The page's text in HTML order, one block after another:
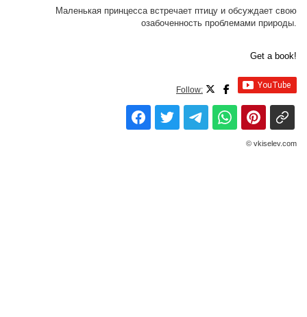
Маленькая принцесса встречает птицу и обсуждает свою
озабоченность проблемами природы.
Get a book!
Follow:
© vkiselev.com